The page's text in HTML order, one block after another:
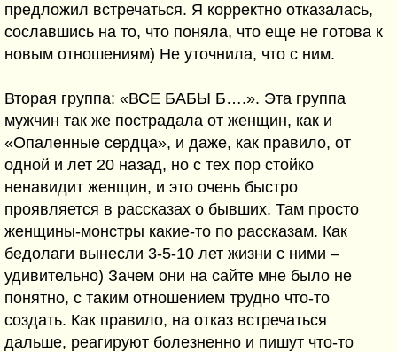
предложил встречаться. Я корректно отказалась,
сославшись на то, что поняла, что еще не готова к
новым отношениям) Не уточнила, что с ним.
Вторая группа: «ВСЕ БАБЫ Б….». Эта группа
мужчин так же пострадала от женщин, как и
«Опаленные сердца», и даже, как правило, от
одной и лет 20 назад, но с тех пор стойко
ненавидит женщин, и это очень быстро
проявляется в рассказах о бывших. Там просто
женщины-монстры какие-то по рассказам. Как
бедолаги вынесли 3-5-10 лет жизни с ними –
удивительно) Зачем они на сайте мне было не
понятно, с таким отношением трудно что-то
создать. Как правило, на отказ встречаться
дальше, реагируют болезненно и пишут что-то